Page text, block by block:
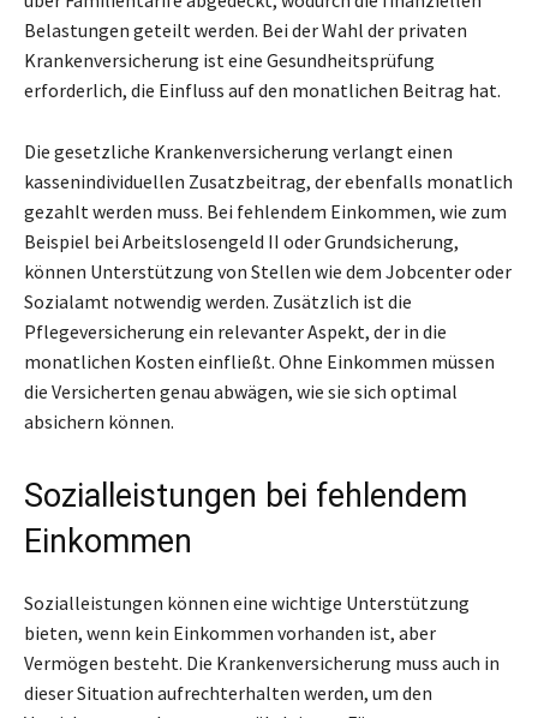
Belastungen geteilt werden. Bei der Wahl der privaten
Krankenversicherung ist eine Gesundheitsprüfung
erforderlich, die Einfluss auf den monatlichen Beitrag hat.
Die gesetzliche Krankenversicherung verlangt einen
kassenindividuellen Zusatzbeitrag, der ebenfalls monatlich
gezahlt werden muss. Bei fehlendem Einkommen, wie zum
Beispiel bei Arbeitslosengeld II oder Grundsicherung,
können Unterstützung von Stellen wie dem Jobcenter oder
Sozialamt notwendig werden. Zusätzlich ist die
Pflegeversicherung ein relevanter Aspekt, der in die
monatlichen Kosten einfließt. Ohne Einkommen müssen
die Versicherten genau abwägen, wie sie sich optimal
absichern können.
Sozialleistungen bei fehlendem
Einkommen
Sozialleistungen können eine wichtige Unterstützung
bieten, wenn kein Einkommen vorhanden ist, aber
Vermögen besteht. Die Krankenversicherung muss auch in
dieser Situation aufrechterhalten werden, um den